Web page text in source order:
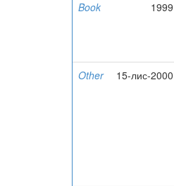
Book
1999
Other 15-лис-2000